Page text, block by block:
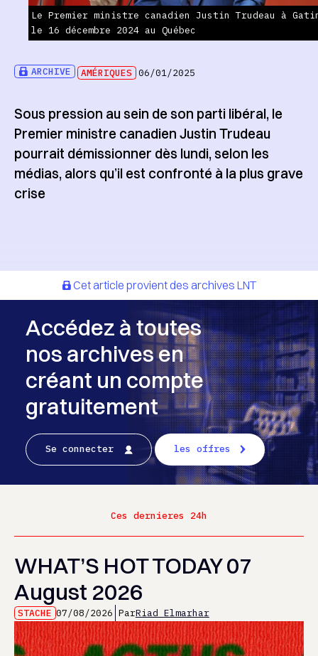
ARCHIVE AMÉRIQUES 06/01/2025
Le Premier ministre canadien Justin Trudeau à
le 16 décembre 2024 au Québec
Sous pression au sein de son parti libéral, le
Premier ministre canadien Justin Trudeau
pourrait démissionner dès lundi, selon les
médias, alors qu’il est confronté à la plus grave
crise
Cet article provient des archives LNT
Accédez à toutes
nos archives en
créant un compte
gratuitement
Se connecter les offres
Ces dernieres 24h
WHAT’S HOT TODAY 07
August 2026
STACHE 07/08/2026 ParRiad Elmarhar